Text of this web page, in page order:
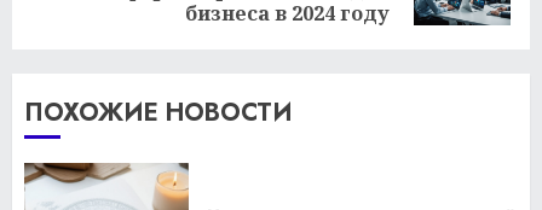
бизнеса в 2024 году
ПОХОЖИЕ НОВОСТИ